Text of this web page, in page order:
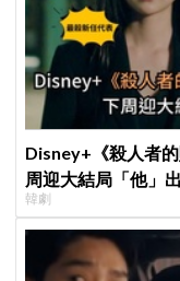
Disney+《殺人者
周迎大結局「他」
韓劇